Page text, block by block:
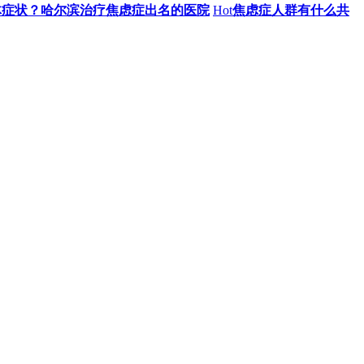
状？哈尔滨治疗焦虑症出名的医院 Hot焦虑症人群有什么共